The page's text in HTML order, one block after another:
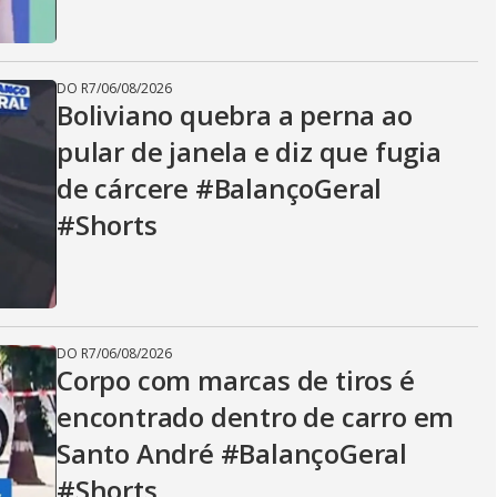
DO R7/06/08/2026
Boliviano quebra a perna ao
pular de janela e diz que fugia
de cárcere #BalançoGeral
#Shorts
DO R7/06/08/2026
Corpo com marcas de tiros é
encontrado dentro de carro em
Santo André #BalançoGeral